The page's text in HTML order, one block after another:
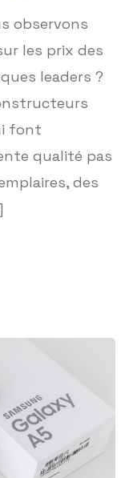
observons
les prix des
leaders ?
font
qualité pas
des